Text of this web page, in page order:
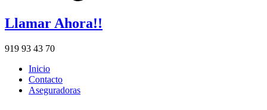
Llamar Ahora!!
919 93 43 70
Inicio
Contacto
Aseguradoras